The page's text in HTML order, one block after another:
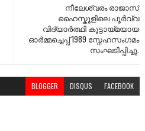
നീലേശ്വരം രാജാസ്
ഹൈസ്കൂളിലെ പൂർവ്വ
വിദ്യാർത്ഥി കൂട്ടായ്മയായ
ഓർമ്മച്ചെപ്പ് 1989 സ്നേഹസംഗമം
സംഘടിപ്പിച്ചു.
BLOGGER DISQUS FACEBOOK